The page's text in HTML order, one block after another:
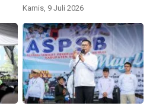
Kamis, 9 Juli 2026